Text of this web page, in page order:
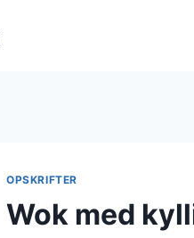
OPSKRIFTER
Wok med